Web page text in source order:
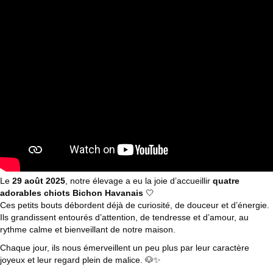
Le 29 août 2025 , notre élevage a eu la joie d’accueillir quatre
adorables chiots Bichon Havanais 🤍
Ces petits bouts débordent déjà de curiosité, de douceur et d’énergie.
Ils grandissent entourés d’attention, de tendresse et d’amour, au
rythme calme et bienveillant de notre maison.
Chaque jour, ils nous émerveillent un peu plus par leur caractère
joyeux et leur regard plein de malice. 🐶✨